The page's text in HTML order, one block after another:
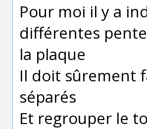
Pour moi il y a
différentes
la plaque
Il doit sûrement
séparés
Et regrouper le